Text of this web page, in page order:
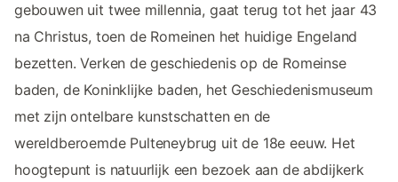
gebouwen uit twee millennia, gaat terug tot het jaar 43
na Christus, toen de Romeinen het huidige Engeland
bezetten. Verken de geschiedenis op de Romeinse
baden, de Koninklijke baden, het Geschiedenismuseum
met zijn ontelbare kunstschatten en de
wereldberoemde Pulteneybrug uit de 18e eeuw. Het
hoogtepunt is natuurlijk een bezoek aan de abdijkerk